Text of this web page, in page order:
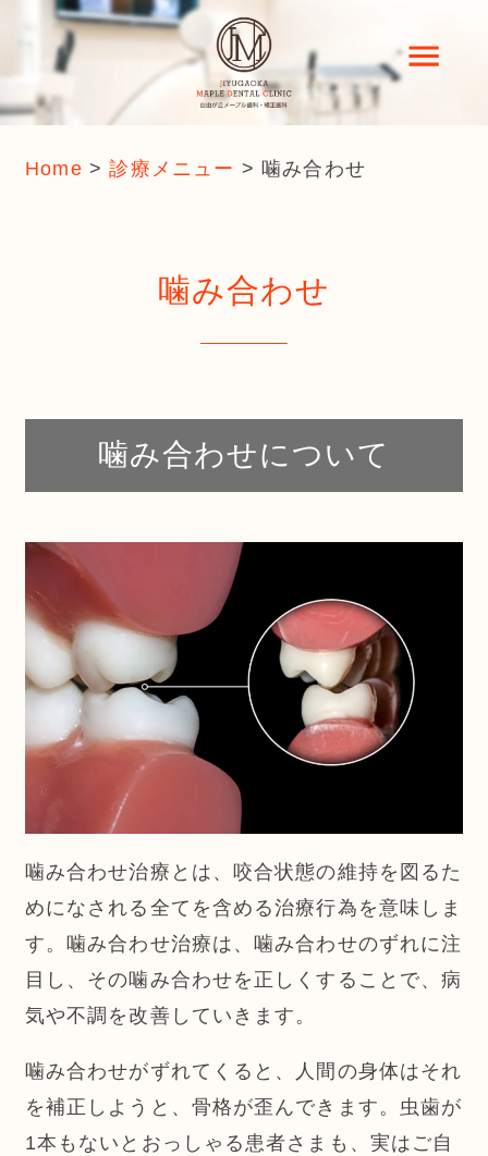
Home >診療メニュー >噛み合わせ
噛み合わせ
噛み合わせについて
噛み合わせ治療とは、咬合状態の維持を図るた
めになされる全てを含める治療行為を意味しま
す。噛み合わせ治療は、噛み合わせのずれに注
目し、その噛み合わせを正しくすることで、病
気や不調を改善していきます。
噛み合わせがずれてくると、人間の身体はそれ
を補正しようと、骨格が歪んできます。虫歯が
1本もないとおっしゃる患者さまも、実はご自